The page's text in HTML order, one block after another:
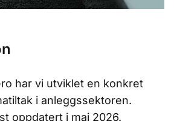
har vi utviklet en konkret
i anleggssektoren.
oppdatert i mai 2026.